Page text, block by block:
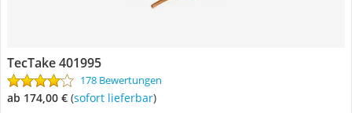
TecTake 401995
178 Bewertungen
ab 174,00 € ( Sofort lieferbar)